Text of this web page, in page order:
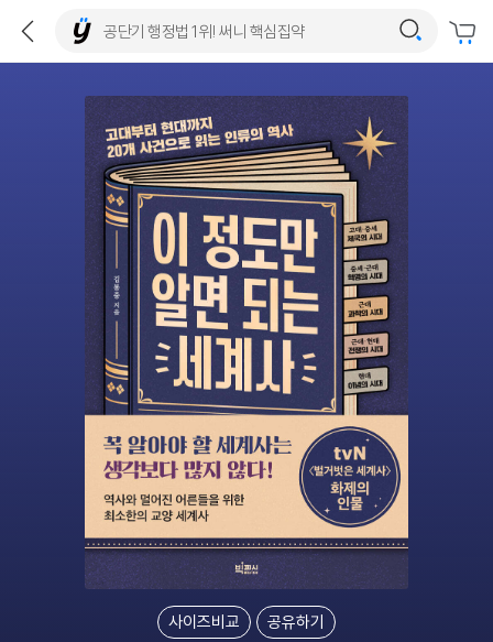
사이즈비교 공유하기